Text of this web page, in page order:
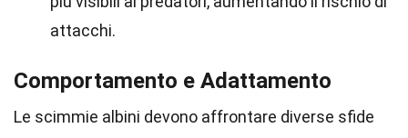
attacchi.
Comportamento e Adattamento
Le scimmie albini devono affrontare diverse sfide